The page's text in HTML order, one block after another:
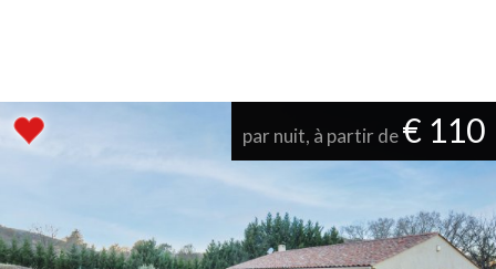
par nuit, à partir de€ 110